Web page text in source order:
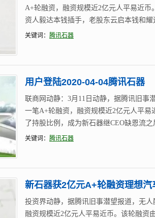
A+轮融资，融资规模近2亿元人平易近
资人毅达本钱插手，老股东云启本钱和
关键词： 腾讯石器
用户登陆2020-04-04腾讯石器
联商网动静：3月11日动静，据腾讯旧事
一笔A+轮融资，融资规模近2亿元人平
了持股比例，成为新石器继CEO缺恩流
关键词： 腾讯石器
新石器获2亿元A+轮融资理想
投资界动静，据腾讯旧事潜望报道，无
融资规模近2亿元人平易近币。该轮融资